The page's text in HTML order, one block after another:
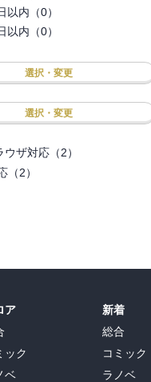
以内（0）
以内（0）
選択・変更
選択・変更
ウザ対応（2）
（2）
ア
ック
ベ
新着
総合
コミック
ラノベ